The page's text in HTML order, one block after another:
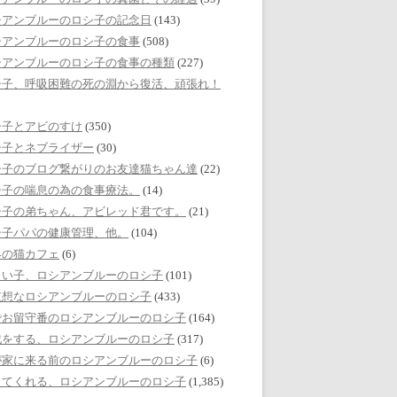
ンブルーのロシ子の記念日 (143)
ンブルーのロシ子の食事 (508)
ンブルーのロシ子の食事の種類 (227)
、呼吸困難の死の淵から復活、頑張れ！
とアビのすけ (350)
とネブライザー (30)
のブログ繋がりのお友達猫ちゃん達 (22)
の喘息の為の食事療法。
(14)
の弟ちゃん、アビレッド君です。
(21)
パパの健康管理、他。
(104)
猫カフェ (6)
子、ロシアンブルーのロシ子 (101)
なロシアンブルーのロシ子 (433)
留守番のロシアンブルーのロシ子 (164)
する、ロシアンブルーのロシ子 (317)
に来る前のロシアンブルーのロシ子 (6)
くれる、ロシアンブルーのロシ子 (1,385)